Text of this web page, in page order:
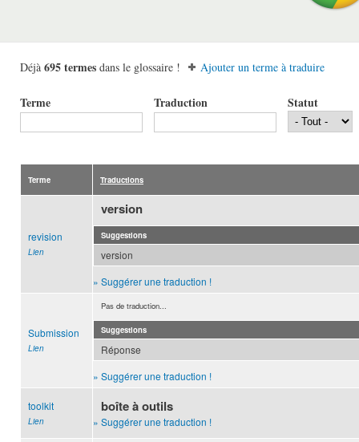
Déjà 695 termes dans le glossaire ! Ajouter un terme à traduire
Terme Traduction Statut
Terme Traductions
revision
Lien
version
Suggestions
version
» Suggérer une traduction !
Submission
Lien
Pas de traduction...
Suggestions
Réponse
» Suggérer une traduction !
toolkit
Lien
boîte à outils
» Suggérer une traduction !